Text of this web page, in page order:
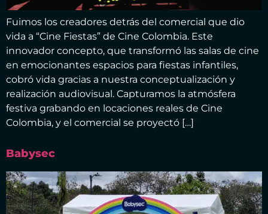
Fuimos los creadores detrás del comercial que dio
vida a “Cine Fiestas” de Cine Colombia. Este
innovador concepto, que transformó las salas de cine
en emocionantes espacios para fiestas infantiles,
cobró vida gracias a nuestra conceptualización y
realización audiovisual. Capturamos la atmósfera
festiva grabando en locaciones reales de Cine
Colombia, y el comercial se proyectó […]
Babysec